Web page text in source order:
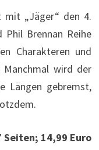
mit „Jäger“ den 4.
Phil Brennan Reihe
Charakteren und
Manchmal wird der
Längen gebremst,
Seiten; 14,99 Euro